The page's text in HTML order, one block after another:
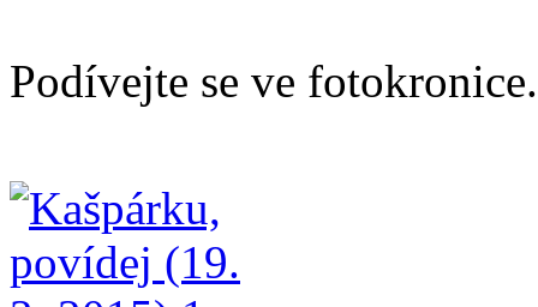
Podívejte se ve fotokronice.